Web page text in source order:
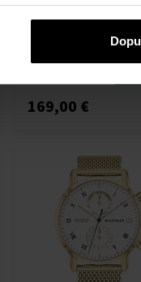
Sat
Pametni sat - Unisex
169,00 €